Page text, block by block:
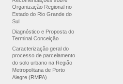
Organização Regional no
Estado do Rio Grande do
Sul
Diagnóstico e Proposta do
Terminal Conceição
Caracterização geral do
processo de parcelamento
do solo urbano na Região
Metropolitana de Porto
Alegre (RMPA)